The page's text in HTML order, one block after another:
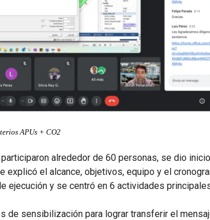
APUs + CO2
alrededor de 60 personas, se dio
explicó el alcance, objetivos, equipo y el
ejecución y se centró en 6 actividades
de sensibilización para lograr transferir el